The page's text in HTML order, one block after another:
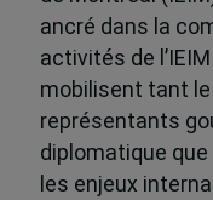
ancré dans la
activités de
mobilisent tant
représentants
diplomatique
les enjeux